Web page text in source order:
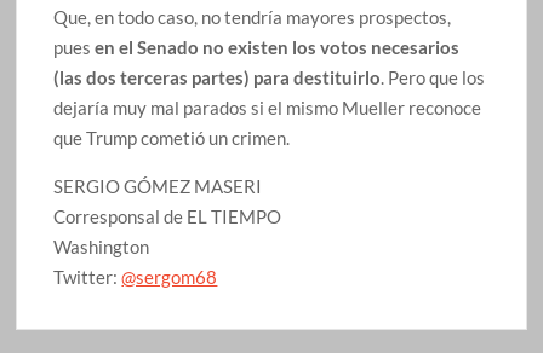
Que, en todo caso, no tendría mayores prospectos,
puesen el Senado no existen los votos necesarios
(las dos terceras partes) para destituirlo. Pero que los
dejaría muy mal parados si el mismo Mueller reconoce
que Trump cometió un crimen.
SERGIO GÓMEZ MASERI
Corresponsal de EL TIEMPO
Washington
Twitter:@sergom68